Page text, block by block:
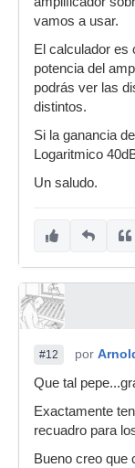
cambia.
tema si
revisadita...
vamos a usar.
El calculador es
potencia del
podrás ver las
distintos.
Si la ganancia
Logaritmico
Un saludo.
#12 por
Que tal
Exactamente
recuadro para
Bueno creo que